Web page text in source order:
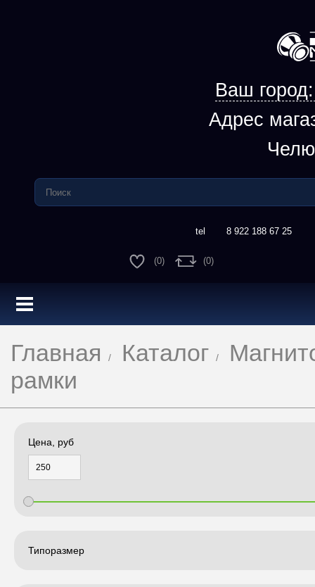
Ваш
Адрес
8 922 188 67 25
(0) (0)
Главная Каталог
рамки
Цена, руб
Типоразмер